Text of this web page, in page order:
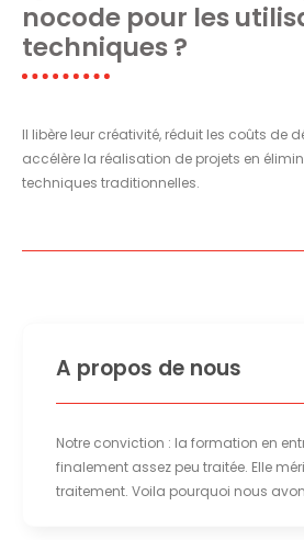
nocode pour les
techniques ?
Il libère leur créativité, réduit les coûts de
accélère la réalisation de projets en
techniques traditionnelles.
A propos de nous
Notre conviction : la formation en
finalement assez peu traitée. Elle
traitement. Voila pourquoi nous